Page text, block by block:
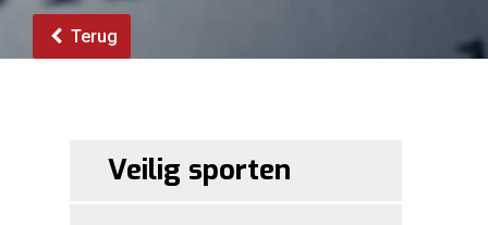
Terug
Veilig sporten